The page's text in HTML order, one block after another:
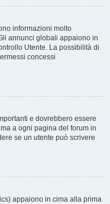
informazioni molto
annunci globali appaiono in
Utente. La possibilità di
concessi
e dovrebbero essere
a ogni pagina del forum in
se un utente può scrivere
appaiono in cima alla prima